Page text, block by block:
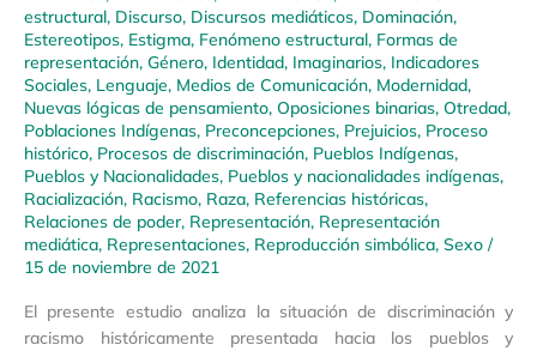
estructural, Discurso, Discursos mediáticos, Dominación,
Estereotipos, Estigma, Fenómeno estructural, Formas de
representación, Género, Identidad, Imaginarios, Indicadores
Sociales, Lenguaje, Medios de Comunicación, Modernidad,
Nuevas lógicas de pensamiento, Oposiciones binarias, Otredad,
Poblaciones Indígenas, Preconcepciones, Prejuicios, Proceso
histórico, Procesos de discriminación, Pueblos Indígenas,
Pueblos y Nacionalidades, Pueblos y nacionalidades indígenas,
Racialización, Racismo, Raza, Referencias históricas,
Relaciones de poder, Representación, Representación
mediática, Representaciones, Reproducción simbólica, Sexo /
15 de noviembre de 2021
El presente estudio analiza la situación de discriminación y
racismo históricamente presentada hacia los pueblos y